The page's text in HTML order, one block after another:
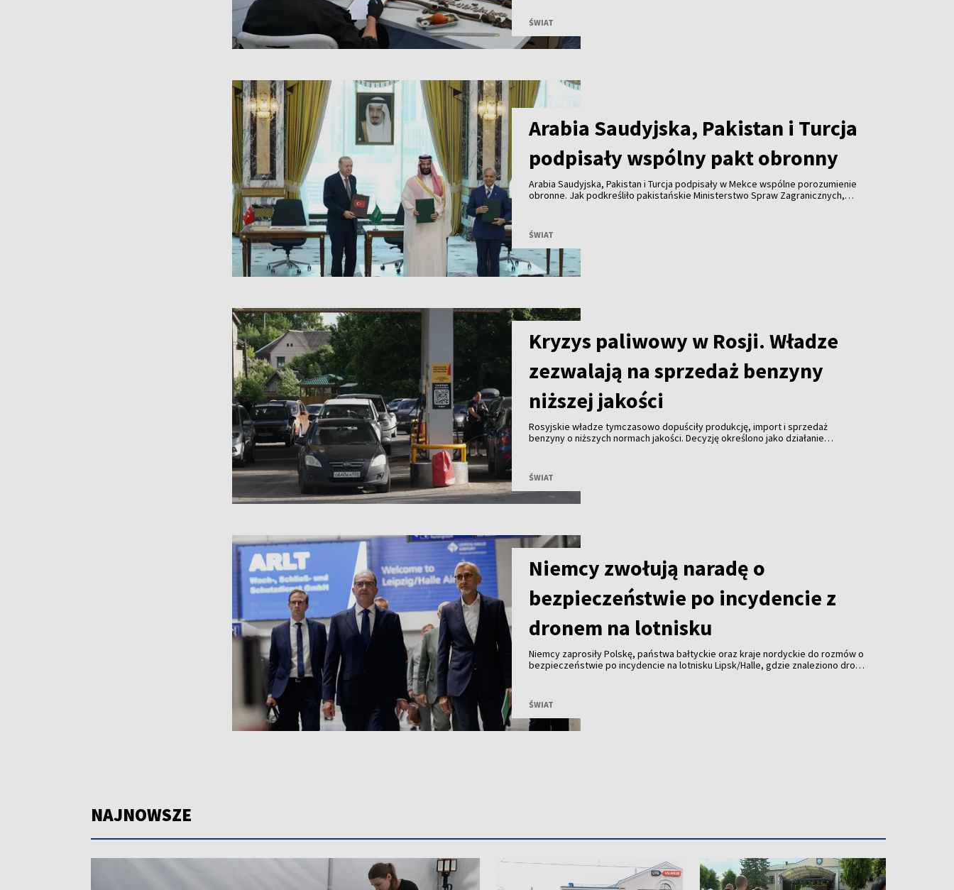
ŚWIAT
Arabia Saudyjska, Pakistan i Turcja
podpisały wspólny pakt obronny
Arabia Saudyjska, Pakistan i Turcja podpisały w Mekce wspólne porozumienie
obronne. Jak podkreśliło pakistańskie Ministerstwo Spraw Zagranicznych,
ŚWIAT
Kryzys paliwowy w Rosji. Władze
zezwalają na sprzedaż benzyny
niższej jakości
Rosyjskie władze tymczasowo dopuściły produkcję, import i sprzedaż
benzyny o niższych normach jakości. Decyzję określono jako działanie
ŚWIAT
Niemcy zwołują naradę o
bezpieczeństwie po incydencie z
dronem na lotnisku
Niemcy zaprosiły Polskę, państwa bałtyckie oraz kraje nordyckie do rozmów o
bezpieczeństwie po incydencie na lotnisku Lipsk/Halle, gdzie znaleziono drona
ŚWIAT
NAJNOWSZE